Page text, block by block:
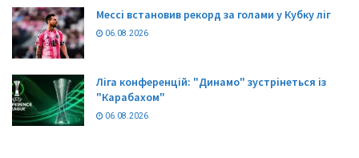
Мессі встановив рекорд за голами у Кубку ліг
06.08.2026
Ліга конференцій: "Динамо" зустрінеться із
"Карабахом"
06.08.2026